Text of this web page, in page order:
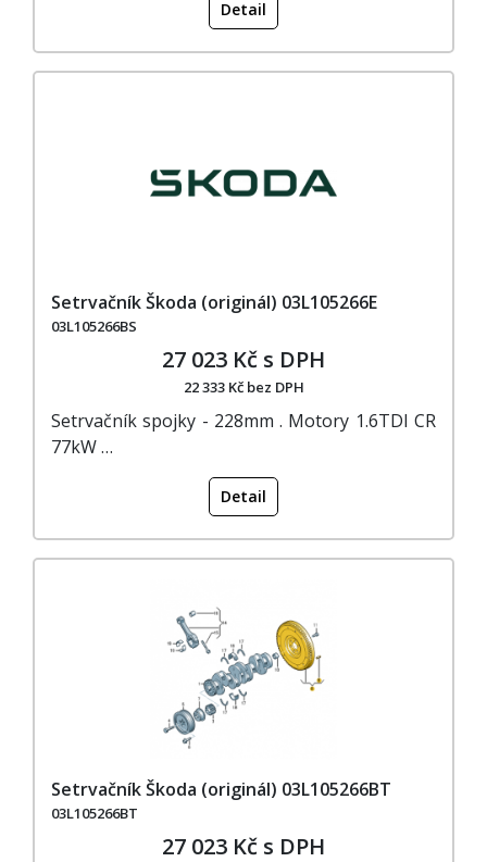
Detail
Setrvačník Škoda (originál) 03L105266E
03L105266BS
27 023 Kč s DPH
22 333 Kč bez DPH
Setrvačník spojky - 228mm . Motory 1.6TDI CR
77kW …
Detail
Setrvačník Škoda (originál) 03L105266BT
03L105266BT
27 023 Kč s DPH